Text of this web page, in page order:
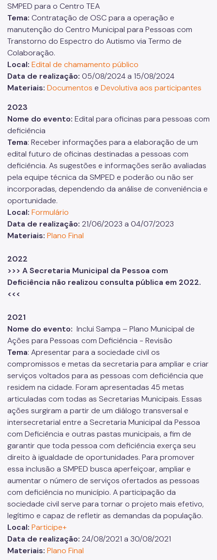
SMPED para o Centro TEA
Tema: Contratação de OSC para a operação e
manutenção do Centro Municipal para Pessoas com
Transtorno do Espectro do Autismo via Termo de
Colaboração.
Local: Edital de chamamento público
Data de realização: 05/08/2024 a 15/08/2024
Materiais: Documentos e Devolutiva aos participantes
2023
Nome do evento: Edital para oficinas para pessoas com
deficiência
Tema: Receber informações para a elaboração de um
edital futuro de oficinas destinadas a pessoas com
deficiência. As sugestões e informações serão avaliadas
pela equipe técnica da SMPED e poderão ou não ser
incorporadas, dependendo da análise de conveniência e
oportunidade.
Local: Formulário
Data de realização: 21/06/2023 a 04/07/2023
Materiais: Plano Final
2022
>>> A Secretaria Municipal da Pessoa com
Deficiência não realizou consulta pública em 2022.
<<<
2021
Nome do evento: Inclui Sampa – Plano Municipal de
Ações para Pessoas com Deficiência - Revisão
Tema: Apresentar para a sociedade civil os
compromissos e metas da secretaria para ampliar e criar
serviços voltados para as pessoas com deficiência que
residem na cidade. Foram apresentadas 45 metas
articuladas com todas as Secretarias Municipais. Essas
ações surgiram a partir de um diálogo transversal e
intersecretarial entre a Secretaria Municipal da Pessoa
com Deficiência e outras pastas municipais, a fim de
garantir que toda pessoa com deficiência exerça seu
direito à igualdade de oportunidades. Para promover
essa inclusão a SMPED busca aperfeiçoar, ampliar e
aumentar o número de serviços ofertados as pessoas
com deficiência no município. A participação da
sociedade civil serve para tornar o projeto mais efetivo,
legítimo e capaz de refletir as demandas da população.
Local: Participe+
Data de realização: 24/08/2021 a 30/08/2021
Materiais: Plano Final